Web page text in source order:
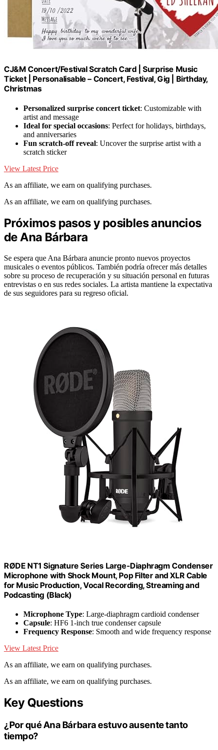
CJ&M Concert/Festival Scratch Card | Surprise Music
Ticket | Personalisable – Concert, Festival, Gig | Birthday,
Christmas
Personalized surprise concert ticket: Customizable with
artist and message
Ideal for special occasions: Perfect for holidays, birthdays,
and anniversaries
Fun scratch-off reveal: Uncover the surprise artist with a
scratch sticker
View Latest Price
As an affiliate, we earn on qualifying purchases.
As an affiliate, we earn on qualifying purchases.
Próximos pasos y posibles anuncios
de Ana Bárbara
Se espera que Ana Bárbara anuncie pronto nuevos proyectos
musicales o eventos públicos. También podría ofrecer más detalles
sobre su proceso de recuperación y su situación personal en futuras
entrevistas o en sus redes sociales. La artista mantiene la expectativa
de sus seguidores para su regreso oficial.
RØDE NT1 Signature Series Large-Diaphragm Condenser
Microphone with Shock Mount, Pop Filter and XLR Cable
for Music Production, Vocal Recording, Streaming and
Podcasting (Black)
Microphone Type: Large-diaphragm cardioid condenser
Capsule: HF6 1-inch true condenser capsule
Frequency Response: Smooth and wide frequency response
View Latest Price
As an affiliate, we earn on qualifying purchases.
As an affiliate, we earn on qualifying purchases.
Key Questions
¿Por qué Ana Bárbara estuvo ausente tanto
tiempo?